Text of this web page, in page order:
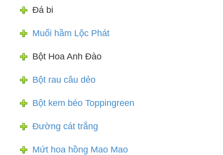
Đá bi
Muối hầm Lộc Phát
Bột Hoa Anh Đào
Bột rau câu dẻo
Bột kem béo Toppingreen
Đường cát trắng
Mứt hoa hồng Mao Mao